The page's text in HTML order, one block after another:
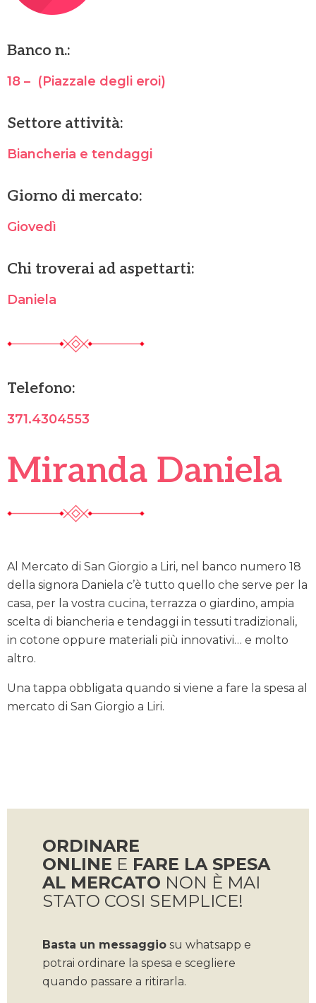
Banco n.:
18 – (Piazzale degli eroi)
Settore attività:
Biancheria e tendaggi
Giorno di mercato:
Giovedì
Chi troverai ad aspettarti:
Daniela
Telefono:
371.4304553
Miranda Daniela
Al Mercato di San Giorgio a Liri, nel banco numero 18
della signora Daniela c’è tutto quello che serve per la
casa, per la vostra cucina, terrazza o giardino, ampia
scelta di biancheria e tendaggi in tessuti tradizionali,
in cotone oppure materiali più innovativi… e molto
altro.
Una tappa obbligata quando si viene a fare la spesa al
mercato di San Giorgio a Liri.
ORDINARE
ONLINE E FARE LA SPESA
AL MERCATO NON È MAI
STATO COSI SEMPLICE!
Basta un messaggio su whatsapp e
potrai ordinare la spesa e scegliere
quando passare a ritirarla.